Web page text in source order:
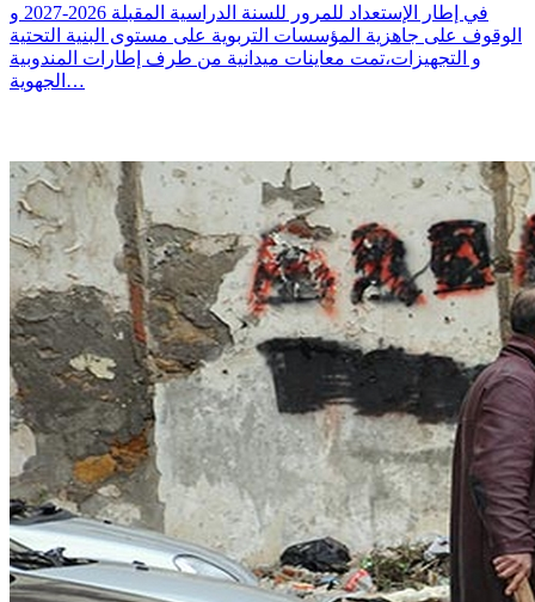
في إطار الإستعداد للمرور للسنة الدراسية المقبلة 2026-2027 و
الوقوف على جاهزية المؤسسات التربوية على مستوى البنية التحتية
و التجهيزات،تمت معاينات ميدانية من طرف إطارات المندوبية
الجهوية…